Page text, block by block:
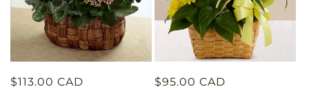
Precio
$113.00 CAD
Precio
$95.00 CAD